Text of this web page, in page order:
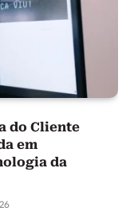
do Cliente
em
da